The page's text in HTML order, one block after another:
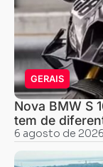
GERAIS
Nova BMW S
tem de
6 agosto de 2026